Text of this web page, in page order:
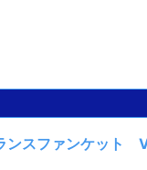
ンスファンケット